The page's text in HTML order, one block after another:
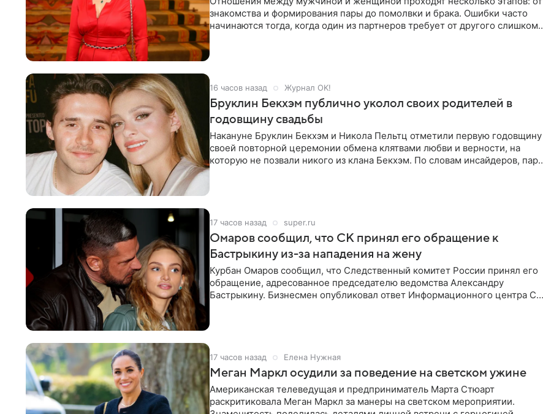
знакомства и формирования пары до помолвки и брака. Ошибки часто
начинаются тогда, когда один из партнеров требует от другого слишком
16 часов назад Журнал OK!
Бруклин Бекхэм публично уколол своих родителей в
годовщину свадьбы
Накануне Бруклин Бекхэм и Никола Пельтц отметили первую годовщину
своей повторной церемонии обмена клятвами любви и верности, на
которую не позвали никого из клана Бекхэм. По словам инсайдеров, пара
17 часов назад super.ru
Омаров сообщил, что СК принял его обращение к
Бастрыкину из-за нападения на жену
Курбан Омаров сообщил, что Следственный комитет России принял его
обращение, адресованное председателю ведомства Александру
Бастрыкину. Бизнесмен опубликовал ответ Информационного центра СК
17 часов назад Елена Нужная
Меган Маркл осудили за поведение на светском ужине
Американская телеведущая и предприниматель Марта Стюарт
раскритиковала Меган Маркл за манеры на светском мероприятии.